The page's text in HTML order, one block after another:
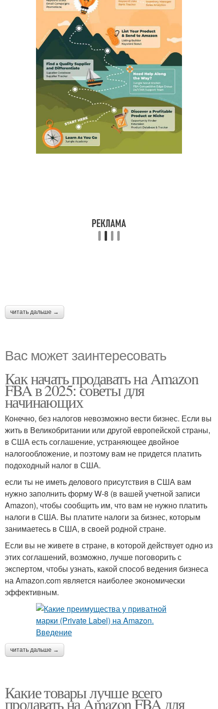
читать дальше →
Вас может заинтересовать
Как начать продавать на Amazon
FBA в 2025: советы для
начинающих
Конечно, без налогов невозможно вести бизнес. Если вы
жить в Великобритании или другой европейской страны,
в США есть соглашение, устраняющее двойное
налогообложение, и поэтому вам не придется платить
подоходный налог в США.
если ты не иметь делового присутствия в США вам
нужно заполнить форму W-8 (в вашей учетной записи
Amazon), чтобы сообщить им, что вам не нужно платить
налоги в США. Вы платите налоги за бизнес, которым
занимаетесь в США, в своей родной стране.
Если вы не живете в стране, в которой действует одно из
этих соглашений, возможно, лучше поговорить с
экспертом, чтобы узнать, какой способ ведения бизнеса
на Amazon.com является наиболее экономически
эффективным.
читать дальше →
Какие товары лучше всего
продавать на Amazon FBA для